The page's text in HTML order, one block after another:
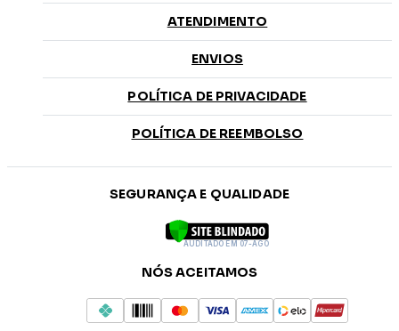
ATENDIMENTO
ENVIOS
POLÍTICA DE PRIVACIDADE
POLÍTICA DE REEMBOLSO
SEGURANÇA E QUALIDADE
AUDITADO EM 07-AGO
NÓS ACEITAMOS